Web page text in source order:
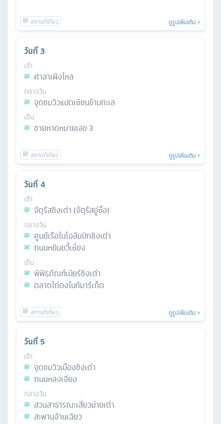
ดูรูปเพิ่มเติม
วันที่ 3
เช้า
ศาลาเผิงไหล
กลางวัน
จุดชมวิวแปดเซียนข้ามทะเล
เย็น
ชายหาดหมายเลข 3
ดูรูปเพิ่มเติม
วันที่ 4
เช้า
จัตุรัสชิงเต่า (จัตุรัสอู่ซื่อ)
กลางวัน
ศูนย์เรือใบโอลิมปิกชิงเต่า
ถนนหยินยวี้เซี่ยง
เย็น
พิพิธภัณฑ์เบียร์ชิงเต่า
ตลาดไถ่ตงไนท์มาร์เก็ต
ดูรูปเพิ่มเติม
วันที่ 5
เช้า
จุดชมวิวเมืองชิงเต่า
ถนนหลงเจียง
กลางวัน
สวนสาธารณะเสี่ยวม่ายเต่า
สะพานจ้านเฉียว